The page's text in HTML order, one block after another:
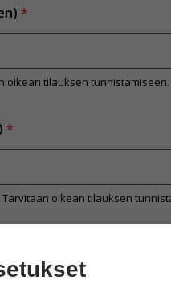
*
oikean tilauksen tunnistamiseen.
*
oikean tilauksen